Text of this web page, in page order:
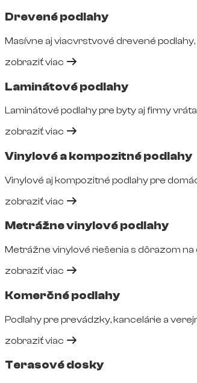
Drevené podlahy
Masívne aj viacvrstvové drevené
zobraziť viac
Laminátové podlahy
Laminátové podlahy pre byty aj firmy
zobraziť viac
Vinylové a kompozitné podlahy
Vinylové aj kompozitné podlahy pre
zobraziť viac
Metrážne vinylové podlahy
Metrážne vinylové riešenia s dôrazom
zobraziť viac
Komerčné podlahy
Podlahy pre prevádzky, kancelárie a
zobraziť viac
Terasové dosky